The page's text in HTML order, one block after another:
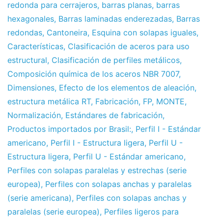
redonda para cerrajeros, barras planas, barras
hexagonales, Barras laminadas enderezadas, Barras
redondas, Cantoneira, Esquina con solapas iguales,
Características, Clasificación de aceros para uso
estructural, Clasificación de perfiles metálicos,
Composición química de los aceros NBR 7007,
Dimensiones, Efecto de los elementos de aleación,
estructura metálica RT, Fabricación, FP, MONTE,
Normalización, Estándares de fabricación,
Productos importados por Brasil:, Perfil I - Estándar
americano, Perfil I - Estructura ligera, Perfil U -
Estructura ligera, Perfil U - Estándar americano,
Perfiles con solapas paralelas y estrechas (serie
europea), Perfiles con solapas anchas y paralelas
(serie americana), Perfiles con solapas anchas y
paralelas (serie europea), Perfiles ligeros para